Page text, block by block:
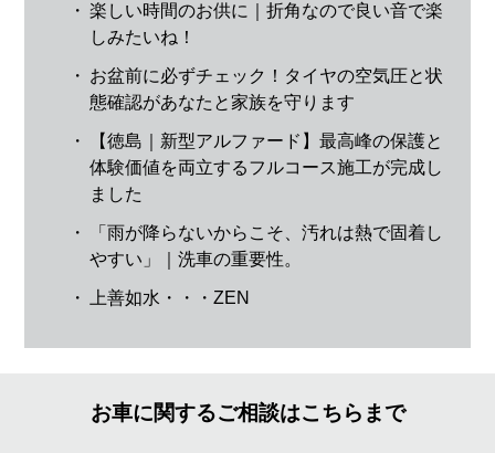
・ 楽しい時間のお供に｜折角なので良い音で楽
しみたいね！
・ お盆前に必ずチェック！タイヤの空気圧と状
態確認があなたと家族を守ります
・
【徳島｜新型アルファード】最高峰の保護と
体験価値を両立するフルコース施工が完成し
ました
・
「雨が降らないからこそ、汚れは熱で固着し
やすい」｜洗車の重要性。
・ 上善如水・・・ZEN
お車に関するご相談はこちらまで